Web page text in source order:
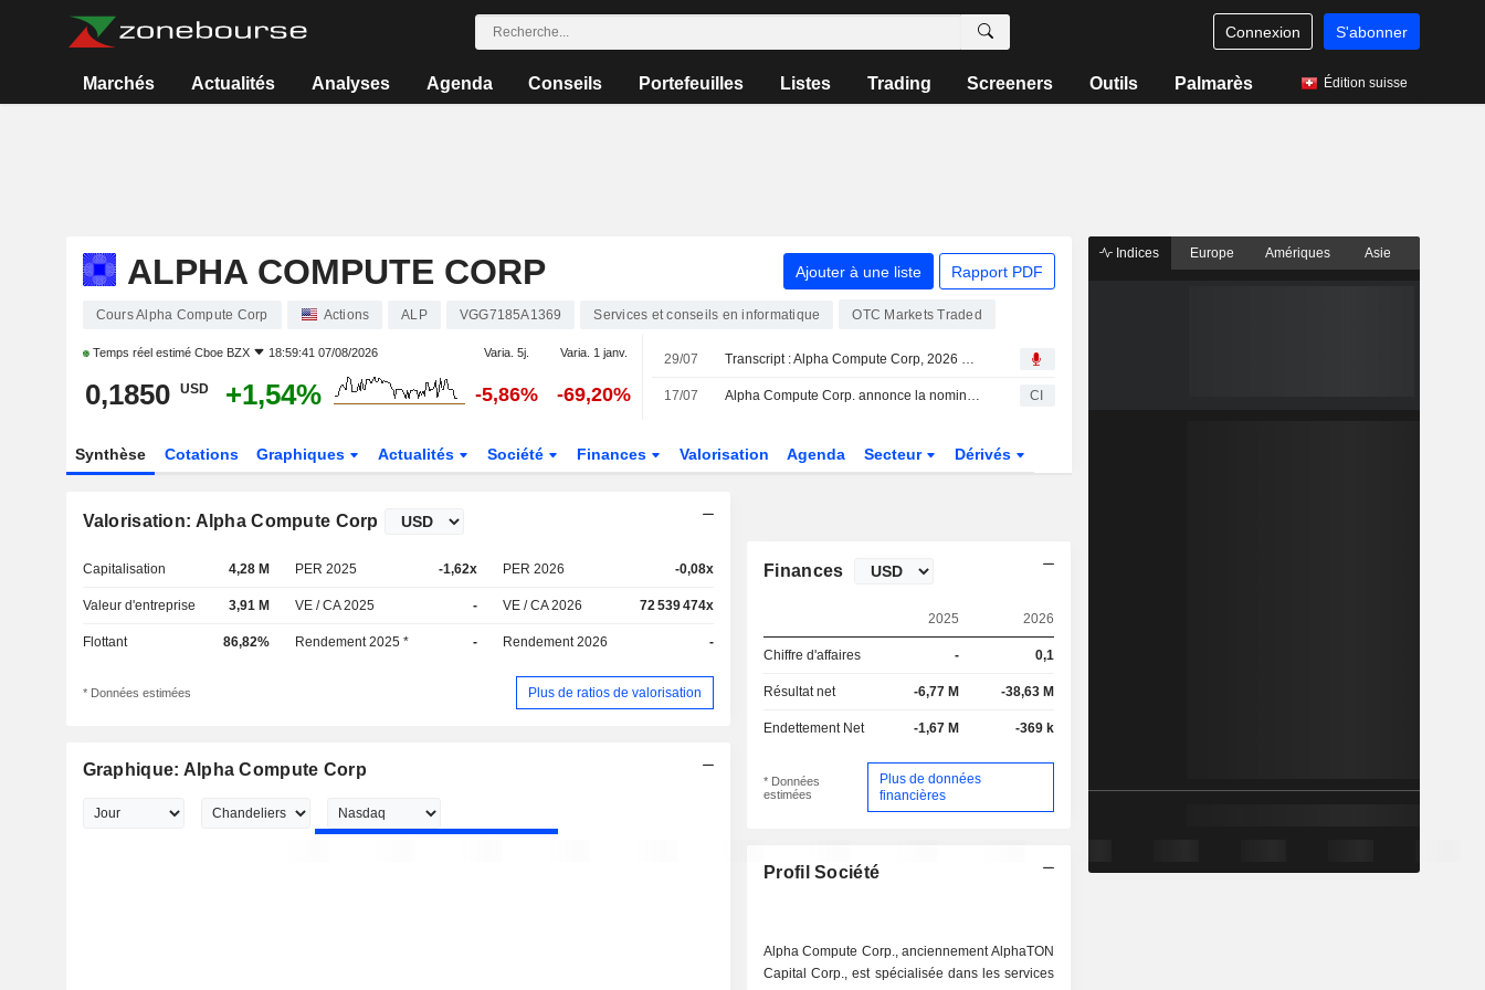
Connexion S'abonner
Marchés Actualités Analyses Agenda Conseils Portefeuilles Listes Trading Screeners Outils Palmarès Édition suisse
ALPHA COMPUTE CORP Ajouter à une liste Rapport PDF
Cours Alpha Compute Corp Actions ALP VGG7185A1369 Services et conseils en informatique OTC Markets Traded
Temps réel estimé Cboe BZX 18:59:41 07/08/2026 Varia. 5j. Varia. 1 janv.
0,1850 USD +1,54% -5,86% -69,20%
29/07 Transcript : Alpha Compute Corp, 2026 Earnings Call, Jul 16, 2026
17/07 Alpha Compute Corp. annonce la nomination d'Enzo Villani au poste de président, à compter du 16 juillet 2026 CI
Synthèse Cotations Graphiques Actualités Société Finances Valorisation Agenda Secteur Dérivés
Valorisation: Alpha Compute Corp
Capitalisation 4,28 M PER 2025 -1,62x PER 2026 -0,08x
Valeur d'entreprise 3,91 M VE / CA 2025 - VE / CA 2026 72 539 474x
Flottant 86,82% Rendement 2025 * - Rendement 2026 -
* Données estimées Plus de ratios de valorisation
Graphique: Alpha Compute Corp
Finances
2025 2026
Chiffre d'affaires - 0,1
Résultat net -6,77 M -38,63 M
Endettement Net -1,67 M -369 k
* Données
estimées
Plus de données
financières
Profil Société
Alpha Compute Corp., anciennement AlphaTON
Capital Corp., est spécialisée dans les services
Indices Europe Amériques Asie